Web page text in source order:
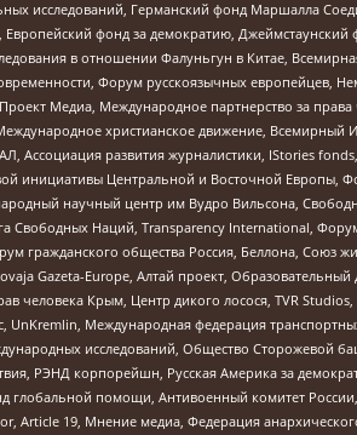
исследований, Германский фонд Маршалла
фонд за демократию,
в отношении Фалуньгун в Китае,
Форум русскоязычных европейцев,
Медиа, Международное партнерство за права
христианское движение, Всемирный
развития журналистики, IStories
инициативы Центральной и Восточной Европы,
научный центр им Вудро Вильсона,
Наций, Transparеncy International,
гражданского общества Россия, Беллона,
Gazeta-Europe, Алтай проект,
человека Крым, Центр дикого лосося, TVR
Международная федерация
исследований, Общество Сторожевой
РЭНД корпорейшн, Русская Америка за
помощи, Антивоенный комитет
Article 19, Мнение медиа, Федерация